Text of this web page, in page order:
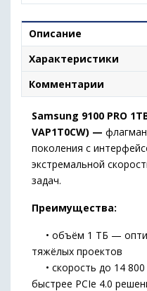
Описание
Характеристики
Комментарии
Samsung 9100 PRO
VAP1T0CW) —
поколения с
экстремальной
задач.
Преимущества:
• объём 1 ТБ —
тяжёлых проектов
• скорость до 14
быстрее PCIe 4.0